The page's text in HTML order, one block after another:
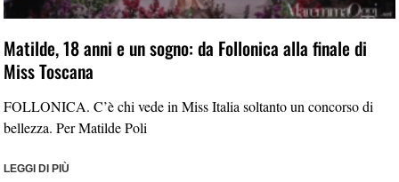
Matilde, 18 anni e un sogno: da Follonica alla finale di
Miss Toscana
FOLLONICA. C’è chi vede in Miss Italia soltanto un concorso di
bellezza. Per Matilde Poli
LEGGI DI PIÙ